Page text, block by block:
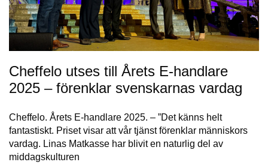
Cheffelo utses till Årets E-handlare
2025 – förenklar svenskarnas vardag
Cheffelo. Årets E-handlare 2025. – ”Det känns helt
fantastiskt. Priset visar att vår tjänst förenklar människors
vardag. Linas Matkasse har blivit en naturlig del av
middagskulturen